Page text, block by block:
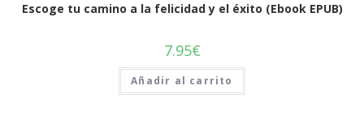
Escoge tu camino a la felicidad y el éxito (Ebook EPUB)
7.95€
Añadir al carrito